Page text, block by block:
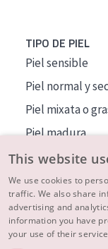
TIPO DE PIEL
Piel sensible
Piel normal y
Piel mixata o
Piel madura
Piel expuesta al
Piel
MÁS SOBRE
INSPIRACIÓN
This website
We use cookies to
traffic. We also share
advertising and
information you have
your use of their